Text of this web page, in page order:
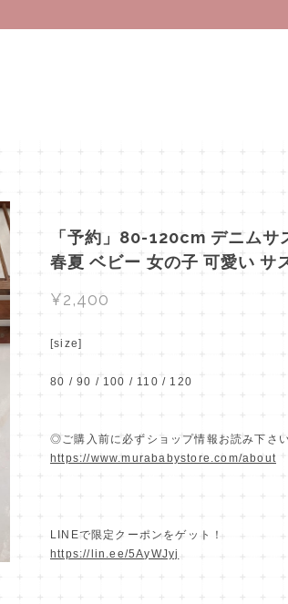
「予約」80-120cm デニムサ
春夏 ベビー 女の子 可愛い サ
¥2,400
[size]
80 / 90 / 100 / 110 / 120
◎ご購入前に必ずショップ情報お読み下さ
https://www.murababystore.com/about
LINEで限定クーポンをゲット！
https://lin.ee/5AyWJyj